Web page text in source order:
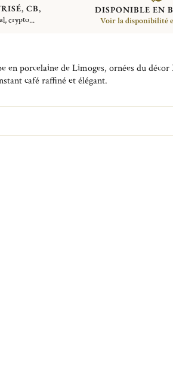
CB,
crypto...
DISPONIBLE EN
Voir la disponibilité
en porcelaine de Limoges, ornées du
café raffiné et élégant.
les codes raffinés et intemporels des
une intention libre et ensoleillée. Chaque